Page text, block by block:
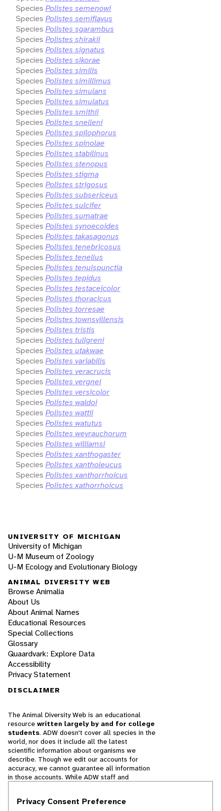
Species Polistes semenowi
Species Polistes semiflavus
Species Polistes sgarambus
Species Polistes shirakii
Species Polistes signatus
Species Polistes sikorae
Species Polistes similis
Species Polistes simillimus
Species Polistes simulans
Species Polistes simulatus
Species Polistes smithii
Species Polistes snelleni
Species Polistes spilophorus
Species Polistes spinolae
Species Polistes stabilinus
Species Polistes stenopus
Species Polistes stigma
Species Polistes strigosus
Species Polistes subsericeus
Species Polistes sulcifer
Species Polistes sumatrae
Species Polistes synoecoides
Species Polistes takasagonus
Species Polistes tenebricosus
Species Polistes tenellus
Species Polistes tenuispunctia
Species Polistes tepidus
Species Polistes testaceicolor
Species Polistes thoracicus
Species Polistes torresae
Species Polistes townsvillensis
Species Polistes tristis
Species Polistes tullgreni
Species Polistes utakwae
Species Polistes variabilis
Species Polistes veracrucis
Species Polistes vergnei
Species Polistes versicolor
Species Polistes waldoi
Species Polistes wattii
Species Polistes watutus
Species Polistes weyrauchorum
Species Polistes williamsi
Species Polistes xanthogaster
Species Polistes xantholeucus
Species Polistes xanthorrhoicus
Species Polistes xathorrhoicus
UNIVERSITY OF MICHIGAN
University of Michigan
U-M Museum of Zoology
U-M Ecology and Evolutionary Biology
ANIMAL DIVERSITY WEB
Browse Animalia
About Us
About Animal Names
Educational Resources
Special Collections
Glossary
Quaardvark: Explore Data
Accessibility
Privacy Statement
DISCLAIMER
The Animal Diversity Web is an educational
resource written largely by and for college
students. ADW doesn't cover all species in the
world, nor does it include all the latest
scientific information about organisms we
describe. Though we edit our accounts for
accuracy, we cannot guarantee all information
in those accounts. While ADW staff and
cannot necessarily endorse the contents of
Privacy Consent Preference